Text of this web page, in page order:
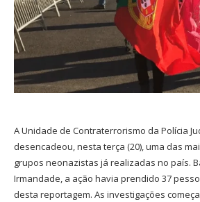
A Unidade de Contraterrorismo da Polícia
desencadeou, nesta terça (20), uma das
grupos neonazistas já realizadas no país.
Irmandade, a ação havia prendido 37
desta reportagem. As investigações